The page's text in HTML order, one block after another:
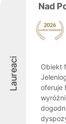
Laureaci
Nad
Obiekt
oferuje